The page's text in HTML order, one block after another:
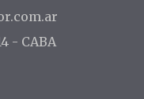
- CABA